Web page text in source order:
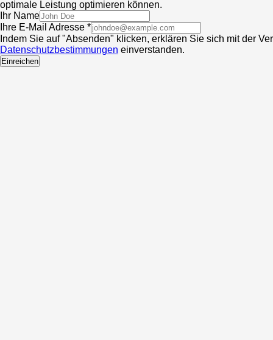
optimale Leistung optimieren können.
Ihr Name
Ihre E-Mail Adresse *
Indem Sie auf "Absenden" klicken, erklären Sie sich mit der
Datenschutzbestimmungen einverstanden.